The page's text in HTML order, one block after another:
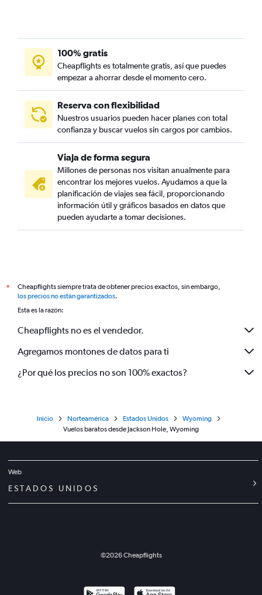
100% gratis
Cheapflights es totalmente gratis, así que puedes
empezar a ahorrar desde el momento cero.
Reserva con flexibilidad
Nuestros usuarios pueden hacer planes con total
confianza y buscar vuelos sin cargos por cambios.
Viaja de forma segura
Millones de personas nos visitan anualmente para
encontrar los mejores vuelos. Ayudamos a que la
planificación de viajes sea fácil, proporcionando
información útil y gráficos basados en datos que
pueden ayudarte a tomar decisiones.
*
Cheapflights siempre trata de obtener precios exactos, sin embargo,
los precios no están garantizados.
Esta es la razón:
Cheapflights no es el vendedor.
Agregamos montones de datos para ti
¿Por qué los precios no son 100% exactos?
Inicio Norteamérica Estados Unidos
Wyoming
Vuelos baratos desde Jackson Hole, Wyoming
Web
ESTADOS UNIDOS
©2026Cheapflights